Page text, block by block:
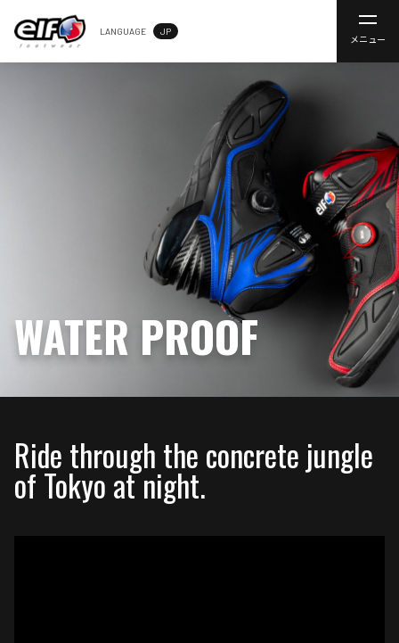
LANGUAGE JP
メニュー
WATER PROOF
Ride through the concrete jungle
of Tokyo at night.